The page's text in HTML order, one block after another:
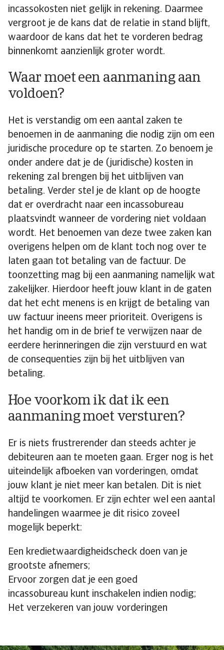
incassokosten niet gelijk in rekening. Daarmee
vergroot je de kans dat de relatie in stand blijft,
waardoor de kans dat het te vorderen bedrag
binnenkomt aanzienlijk groter wordt.
Waar moet een aanmaning aan
voldoen?
Het is verstandig om een aantal zaken te
benoemen in de aanmaning die nodig zijn om een
juridische procedure op te starten. Zo benoem je
onder andere dat je de (juridische) kosten in
rekening zal brengen bij het uitblijven van
betaling. Verder stel je de klant op de hoogte
dat er overdracht naar een incassobureau
plaatsvindt wanneer de vordering niet voldaan
wordt. Het benoemen van deze twee zaken kan
overigens helpen om de klant toch nog over te
laten gaan tot betaling van de factuur. De
toonzetting mag bij een aanmaning namelijk wat
zakelijker. Hierdoor heeft jouw klant in de gaten
dat het echt menens is en krijgt de betaling van
uw factuur ineens meer prioriteit. Overigens is
het handig om in de brief te verwijzen naar de
eerdere herinneringen die zijn verstuurd en wat
de consequenties zijn bij het uitblijven van
betaling.
Hoe voorkom ik dat ik een
aanmaning moet versturen?
Er is niets frustrerender dan steeds achter je
debiteuren aan te moeten gaan. Erger nog is het
uiteindelijk afboeken van vorderingen, omdat
jouw klant je niet meer kan betalen. Dit is niet
altijd te voorkomen. Er zijn echter wel een aantal
handelingen waarmee je dit risico zoveel
mogelijk beperkt:
Een kredietwaardigheidscheck doen van je
grootste afnemers;
Ervoor zorgen dat je een goed
incassobureau kunt inschakelen indien nodig;
Het verzekeren van jouw vorderingen